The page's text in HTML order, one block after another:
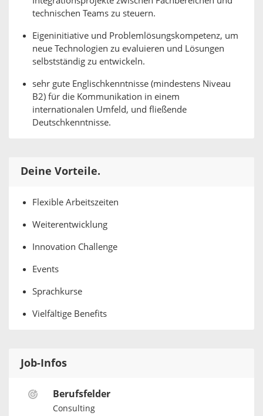
technischen Teams zu steuern.
Eigeninitiative und Problemlösungskompetenz, um
neue Technologien zu evaluieren und Lösungen
selbstständig zu entwickeln.
sehr gute Englischkenntnisse (mindestens Niveau
B2) für die Kommunikation in einem
internationalen Umfeld, und fließende
Deutschkenntnisse.
Deine Vorteile.
Flexible Arbeitszeiten
Weiterentwicklung
Innovation Challenge
Events
Sprachkurse
Vielfältige Benefits
Job-Infos
Berufsfelder
Consulting